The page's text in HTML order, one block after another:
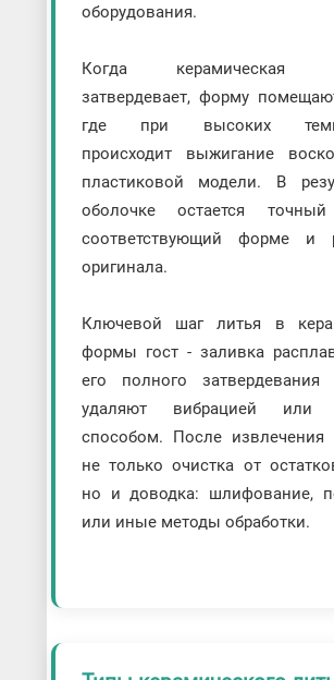
оборудования.
Когда керамическая
затвердевает, форму
где при высоких
происходит выжигание
пластиковой модели. В
оболочке остается
соответствующий форме и
оригинала.
Ключевой шаг литья в
формы гост - заливка
его полного затвердевания
удаляют вибрацией или
способом. После извлечения
не только очистка от
но и доводка: шлифование,
или иные методы обработки.